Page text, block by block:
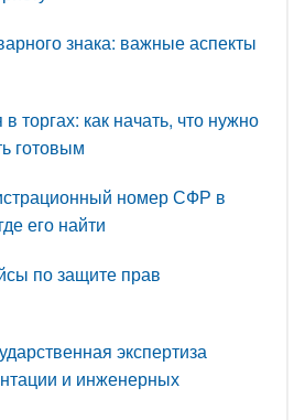
знака: важные аспекты
торгах: как начать, что нужно
готовым
номер СФР в
его найти
по защите прав
экспертиза
и инженерных